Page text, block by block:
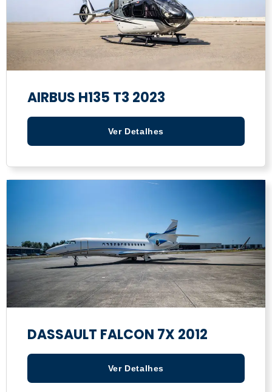
AIRBUS H135 T3 2023
Ver Detalhes
DASSAULT FALCON 7X 2012
Ver Detalhes